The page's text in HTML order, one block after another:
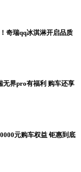
奇瑞qq冰淇淋开启品质
无界pro有福利 购车还享
元购车权益 钜惠到底